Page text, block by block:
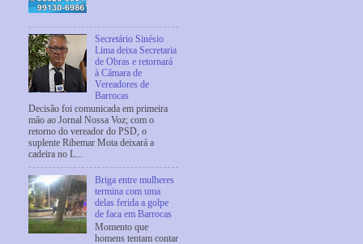
Secretário Sinésio
Lima deixa Secretaria
de Obras e retornará
à Câmara de
Vereadores de
Barrocas
Decisão foi comunicada em primeira
mão ao Jornal Nossa Voz; com o
retorno do vereador do PSD, o
suplente Ribemar Mota deixará a
cadeira no L...
Briga entre mulheres
termina com uma
delas ferida a golpe
de faca em Barrocas
Momento que
homens tentam contar